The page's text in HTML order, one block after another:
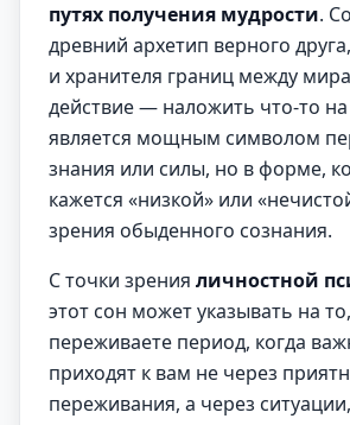
путях получения мудрости.
древний архетип верного
и хранителя границ между
действие — наложить что-то
является мощным символом
знания или силы, но в форме,
кажется «низкой» или
зрения обыденного сознания.
С точки зрения личностной
этот сон может указывать на
переживаете период, когда
приходят к вам не через
переживания, а через